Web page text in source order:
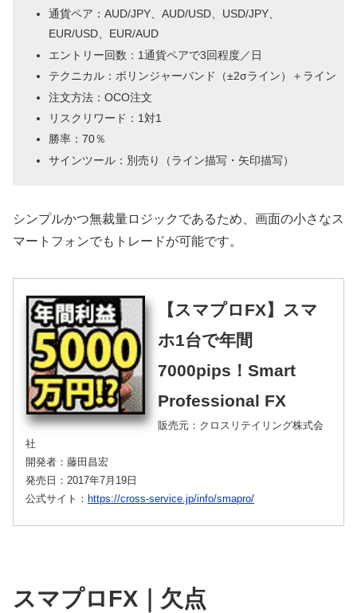
通貨ペア：AUD/JPY、AUD/USD、USD/JPY、
EUR/USD、EUR/AUD
エントリー回数：1通貨ペアで3回程度／日
テクニカル：ボリンジャーバンド（±2σライン）＋ライン
注文方法：OCO注文
リスクリワード：1対1
勝率：70％
サインツール：別売り（ライン描写・矢印描写）
シンプルかつ無裁量ロジックであるため、画面の小さなス
マートフォンでもトレードが可能です。
【スマプロFX】スマ
ホ1台で年間
7000pips！Smart
Professional FX
販売元：クロスリテイリング株式会
社
開発者：藤田昌宏
発売日：2017年7月19日
公式サイト： https://cross-service.jp/info/smapro/
スマプロFX｜欠点